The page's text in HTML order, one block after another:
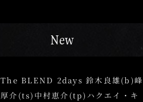
New
The BLEND 2days 鈴木良雄(b)峰
厚介(ts)中村恵介(tp)ハクエイ・キ